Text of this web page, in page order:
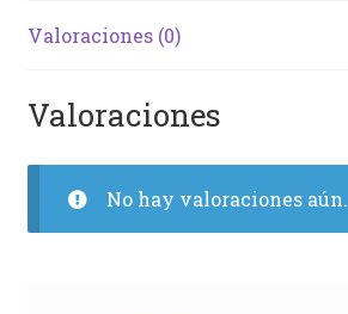
Valoraciones (0)
Valoraciones
No hay valoraciones aún.